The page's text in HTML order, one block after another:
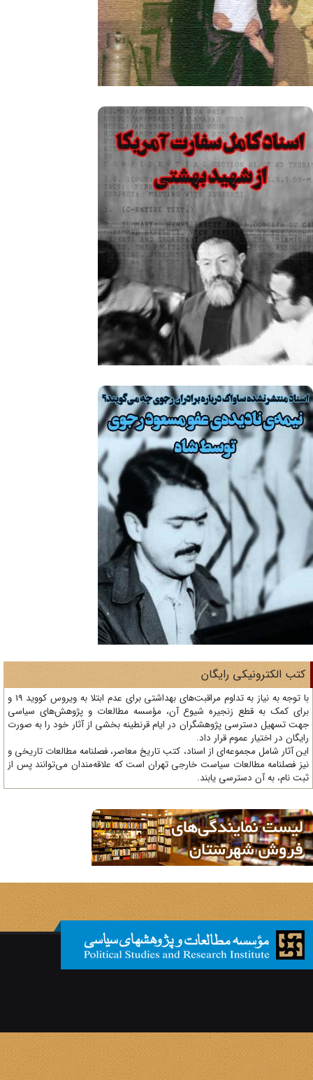
الکترونیکی رایگان
با توجه به نیاز به تداوم مراقبت‌های بهداشتی برای عدم ابتلا به ویروس کووید 19 و
کمک به قطع زنجیره شیوع آن، مؤسسه مطالعات و پژوهش‌های سیاسی
تسهیل دسترسی پژوهشگران در ایام قرنطینه بخشی از آثار خود را به صورت
در اختیار عموم قرار داد.
آثار شامل مجموعه‌ای از اسناد، کتب تاریخ معاصر، فصلنامه‌ مطالعات تاریخی و
فصلنامه مطالعات سیاست خارجی تهران است که علاقه‌مندان می‌توانند پس از
نام، به آن دسترسی یابند.